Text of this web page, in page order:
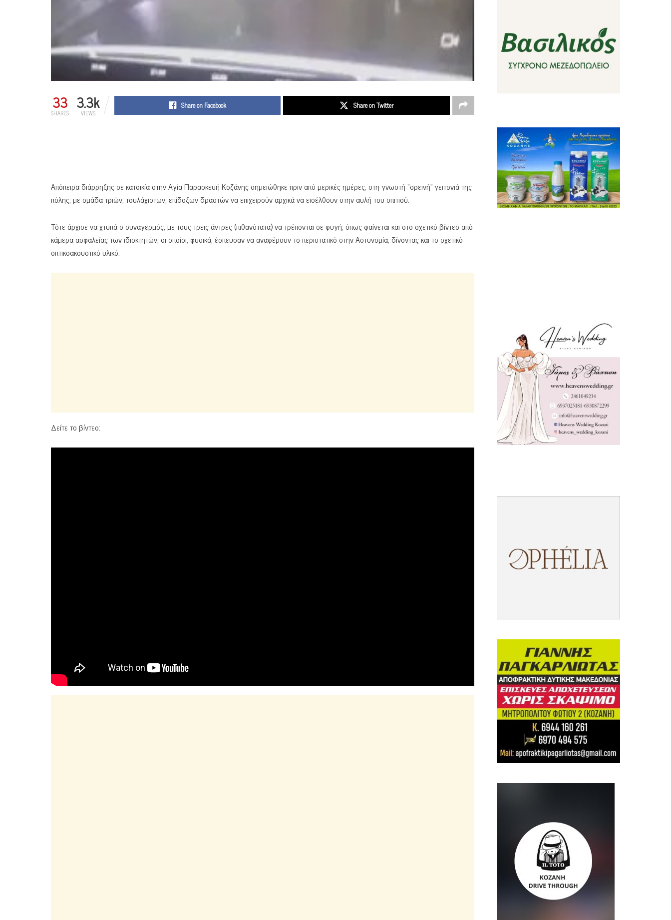
33
SHARES 3.3k
VIEWS
Share on Facebook Share on Twitter
Απόπειρα διάρρηξης σε κατοικία στην Αγία Παρασκευή Κοζάνης σημειώθηκε πριν από μερικές ημέρες, στη γνωστή “ορεινή” γειτονιά της
πόλης, με ομάδα τριών, τουλάχιστων, επίδοξων δραστών να επιχειρούν αρχικά να εισέλθουν στην αυλή του σπιτιού.
Τότε άρχισε να χτυπά ο συναγερμός, με τους τρεις άντρες (πιθανότατα) να τρέπονται σε φυγή, όπως φαίνεται και στο σχετικό βίντεο από
κάμερα ασφαλείας των ιδιοκτητών, οι οποίοι, φυσικά, έσπευσαν να αναφέρουν το περιστατικό στην Αστυνομία, δίνοντας και το σχετικό
οπτικοακουστικό υλικό.
Δείτε το βίντεο: